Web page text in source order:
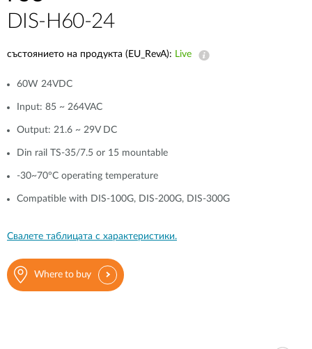
DIS-H60-24
състоянието на продукта (EU_RevA): Live
60W 24VDC
Input: 85 ~ 264VAC
Output: 21.6 ~ 29V DC
Din rail TS-35/7.5 or 15 mountable
-30~70°C operating temperature
Compatible with DIS-100G, DIS-200G, DIS-300G
Свалете таблицата с характеристики.
Where to buy